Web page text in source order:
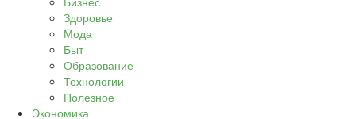
Здоровье
Мода
Быт
Образование
Технологии
Полезное
Экономика